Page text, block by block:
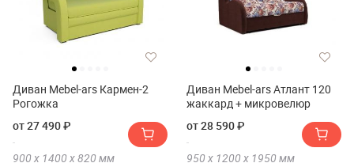
Диван Mebel-ars Кармен-2
Рогожка
от 27 490 ₽
900 х 1400 х820 мм
Диван Mebel-ars Атлант 120
жаккард + микровелюр
от 28 590 ₽
950 х 1200 х 1950 мм